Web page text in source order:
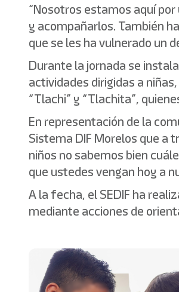
“Nosotros estamos aquí
y acompañarlos. También
que se les ha vulnerado un
Durante la jornada se
actividades dirigidas a
“Tlachi” y “Tlachita”,
En representación de la
Sistema DIF Morelos que a
niños no sabemos bien
que ustedes vengan hoy a
A la fecha, el SEDIF ha
mediante acciones de